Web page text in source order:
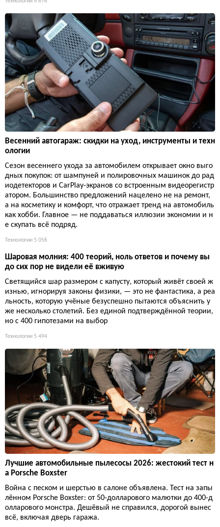
Весенний автогараж: скидки на уход, инструменты и техн
ологии
Сезон весеннего ухода за автомобилем открывает окно выго
дных покупок: от шампуней и полировочных машинок до рад
иодетекторов и CarPlay-экранов со встроенным видеорегистр
атором. Большинство предложений нацелено не на ремонт,
а на косметику и комфорт, что отражает тренд на автомобиль
как хобби. Главное — не поддаваться иллюзии экономии и н
е скупать всё подряд.
Технологии 5 056
Шаровая молния: 400 теорий, ноль ответов и почему вы
до сих пор не видели её вживую
Светящийся шар размером с капусту, который живёт своей ж
изнью, игнорируя законы физики, — это не фантастика, а реа
льность, которую учёные безуспешно пытаются объяснить у
же несколько столетий. Без единой подтверждённой теории,
но с 400 гипотезами на выбор
Технологии 5 494
Лучшие автомобильные пылесосы 2026: жестокий тест н
а Porsche Boxster
Война с песком и шерстью в салоне объявлена. Тест на запы
лённом Porsche Boxster: от 50-долларового малютки до 400-д
олларового монстра. Дешёвый не справился, дорогой вынес
всё, включая дверь гаража.